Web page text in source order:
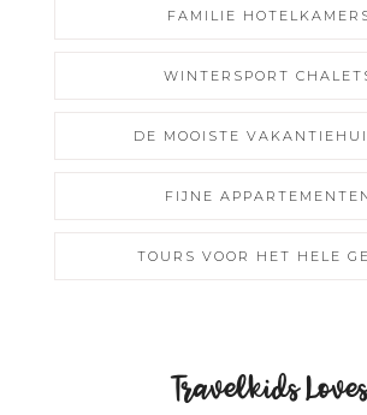
FAMILIE
WINTERSPORT
DE MOOISTE
FIJNE
TOURS VOOR HET HELE
Travelkids